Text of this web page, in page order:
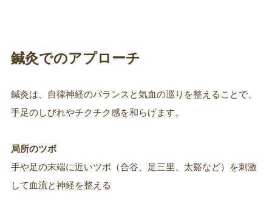
鍼灸でのアプローチ
鍼灸は、自律神経のバランスと気血の巡りを整えることで、
手足のしびれやチクチク感を和らげます。
局所のツボ
手や足の末端に近いツボ（合谷、足三里、太谿など）を刺激
して血流と神経を整える